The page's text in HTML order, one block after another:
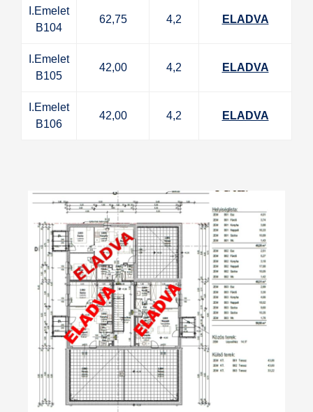
I.Emelet
B104
62,75 4,2 ELADVA
I.Emelet
B105
42,00 4,2 ELADVA
I.Emelet
B106
42,00 4,2 ELADVA